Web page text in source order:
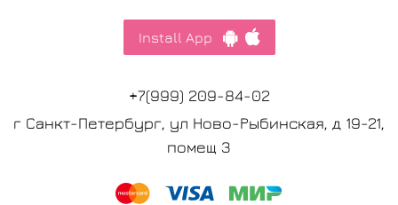
Install App
+7(999) 209-84-02
г Санкт-Петербург, ул Ново-Рыбинская, д 19-21,
помещ 3